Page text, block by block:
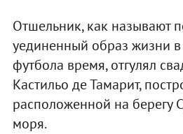
Отшельник, как называют
уединенный образ жизни
футбола время, отгулял
Кастильо де Тамарит,
расположенной на берегу
моря.